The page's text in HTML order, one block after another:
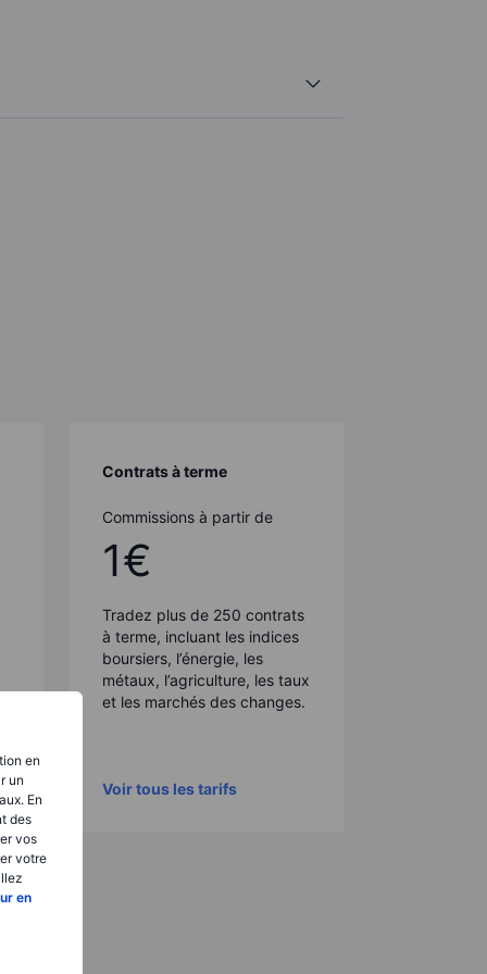
en
un
En
des
vos
votre
en
Contrats à terme
Commissions à partir de
1€
Tradez plus de 250 contrats
à terme, incluant les indices
boursiers, l’énergie, les
métaux, l’agriculture, les taux
et les marchés des changes.
Voir tous les tarifs